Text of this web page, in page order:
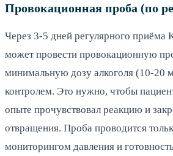
Провокационная проба (по
Через 3-5 дней регулярного приёма
может провести провокационную
минимальную дозу алкоголя (10-20
контролем. Это нужно, чтобы
опыте прочувствовал реакцию и
отвращения. Проба проводится
мониторингом давления и